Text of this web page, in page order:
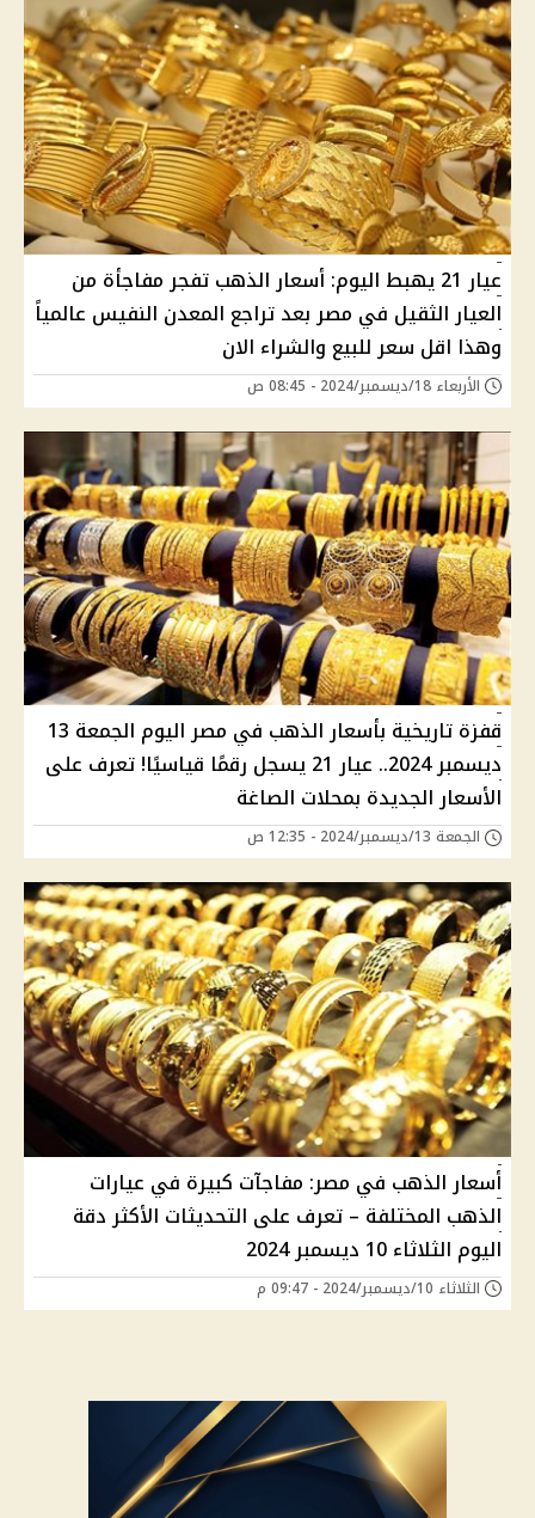
عيار 21 يهبط اليوم: أسعار الذهب تفجر مفاجأة من
العيار الثقيل في مصر بعد تراجع المعدن النفيس عالمياً
وهذا اقل سعر للبيع والشراء الان
الأربعاء 18/ديسمبر/2024 - 08:45 ص
قفزة تاريخية بأسعار الذهب في مصر اليوم الجمعة 13
ديسمبر 2024.. عيار 21 يسجل رقمًا قياسيًا! تعرف على
الأسعار الجديدة بمحلات الصاغة
الجمعة 13/ديسمبر/2024 - 12:35 ص
أسعار الذهب في مصر: مفاجآت كبيرة في عيارات
الذهب المختلفة – تعرف على التحديثات الأكثر دقة
اليوم الثلاثاء 10 ديسمبر 2024
الثلاثاء 10/ديسمبر/2024 - 09:47 م